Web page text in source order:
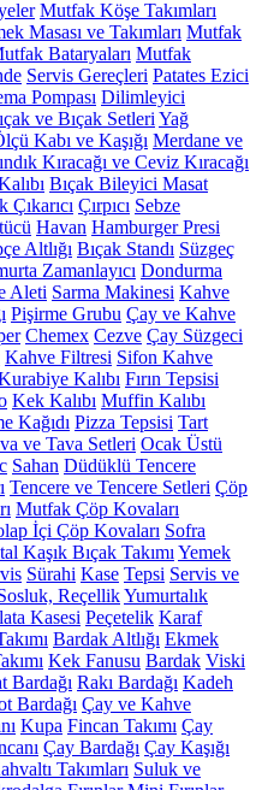
Mutfak Köşe Takımları
Masası ve Takımları Mutfak
Bataryaları Mutfak
Servis Gereçleri Patates Ezici
Pompası Dilimleyici
ve Bıçak Setleri Yağ
Kabı ve Kaşığı Merdane ve
Kıracağı ve Ceviz Kıracağı
Bıçak Bileyici Masat
Çıkarıcı Çırpıcı Sebze
Havan Hamburger Presi
Altlığı Bıçak Standı Süzgeç
Zamanlayıcı Dondurma
Aleti Sarma Makinesi Kahve
Pişirme Grubu Çay ve Kahve
Chemex Cezve Çay Süzgeci
Kahve Filtresi Sifon Kahve
Kalıbı Fırın Tepsisi
Kek Kalıbı Muffin Kalıbı
Kağıdı Pizza Tepsisi Tart
ve Tava Setleri Ocak Üstü
Sahan Düdüklü Tencere
Tencere ve Tencere Setleri Çöp
Mutfak Çöp Kovaları
İçi Çöp Kovaları Sofra
Kaşık Bıçak Takımı Yemek
Sürahi Kase Tepsi Servis ve
ReçellikYumurtalık
Kasesi Peçetelik Karaf
Bardak Altlığı Ekmek
Kek Fanusu Bardak Viski
Bardağı Rakı Bardağı Kadeh
Bardağı Çay ve Kahve
Kupa Fincan Takımı Çay
Çay Bardağı Çay Kaşığı
Takımları Suluk ve